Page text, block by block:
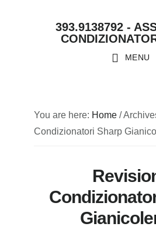
393.9138792 -
MENU
You are here: Home /
Condizionatori Sharp